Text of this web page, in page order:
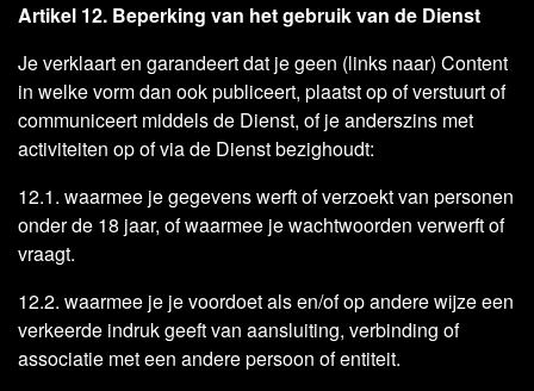
Artikel 12. Beperking van het gebruik van de Dienst
Je verklaart en garandeert dat je geen (links naar) Content
in welke vorm dan ook publiceert, plaatst op of verstuurt of
communiceert middels de Dienst, of je anderszins met
activiteiten op of via de Dienst bezighoudt:
12.1. waarmee je gegevens werft of verzoekt van personen
onder de 18 jaar, of waarmee je wachtwoorden verwerft of
vraagt.
12.2. waarmee je je voordoet als en/of op andere wijze een
verkeerde indruk geeft van aansluiting, verbinding of
associatie met een andere persoon of entiteit.